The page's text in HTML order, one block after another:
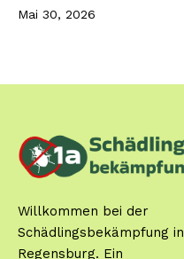
Mai 30, 2026
Willkommen bei der
Schädlingsbekämpfung in
Regensburg. Ein